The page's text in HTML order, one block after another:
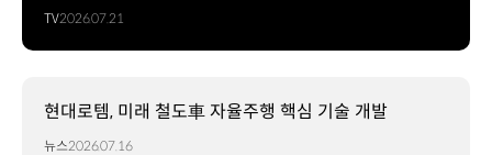
TV2026.07.21
현대로템, 미래 철도車 자율주행 핵심 기술 개발
뉴스2026.07.16